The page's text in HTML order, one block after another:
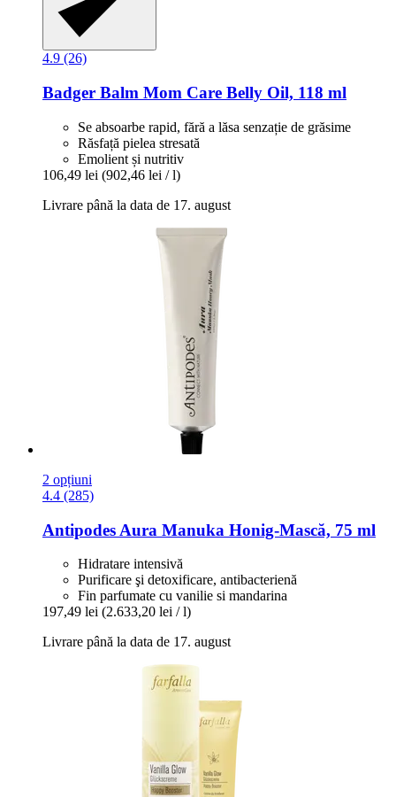
4.9 (26)
Badger Balm Mom Care Belly Oil, 118 ml
Se absoarbe rapid, fără a lăsa senzație de grăsime
Răsfață pielea stresată
Emolient și nutritiv
106,49 lei (902,46 lei / l)
Livrare până la data de 17. august
2 opțiuni
4.4 (285)
Antipodes Aura Manuka Honig-​Mască, 75 ml
Hidratare intensivă
Purificare şi detoxificare, antibacterienă
Fin parfumate cu vanilie si mandarina
197,49 lei (2.633,20 lei / l)
Livrare până la data de 17. august